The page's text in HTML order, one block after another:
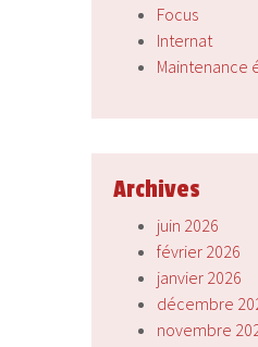
Focus
Internat
Maintenance
Archives
juin 2026
février 2026
janvier 2026
décembre
novembre